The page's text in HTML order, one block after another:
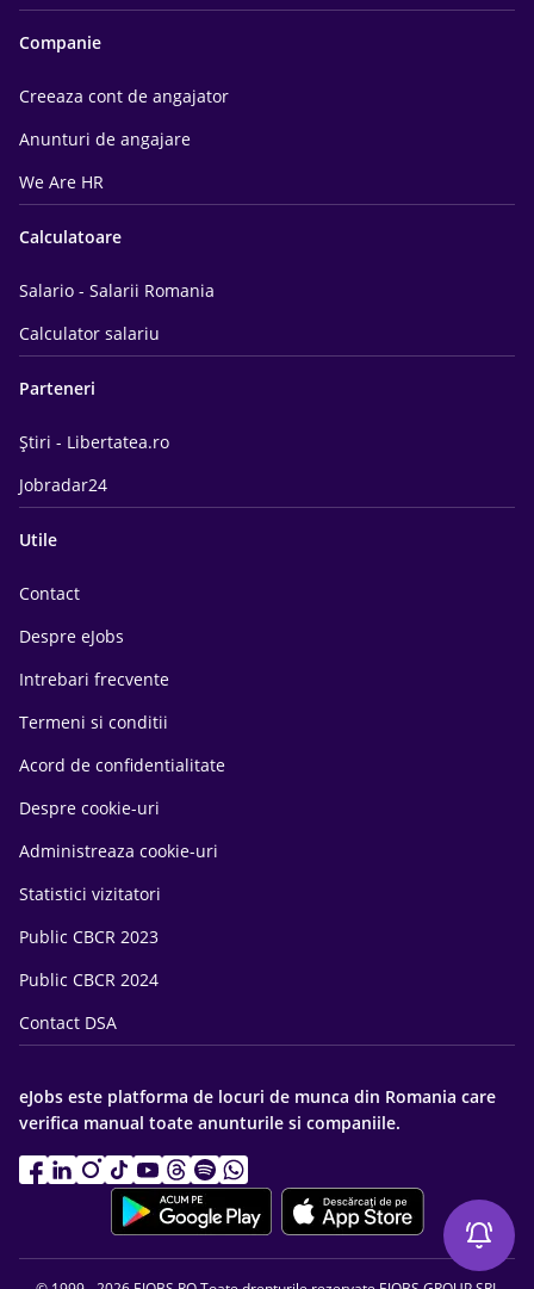
Companie
Creeaza cont de angajator
Anunturi de angajare
We Are HR
Calculatoare
Salario - Salarii Romania
Calculator salariu
Parteneri
Știri - Libertatea.ro
Jobradar24
Utile
Contact
Despre eJobs
Intrebari frecvente
Termeni si conditii
Acord de confidentialitate
Despre cookie-uri
Administreaza cookie-uri
Statistici vizitatori
Public CBCR 2023
Public CBCR 2024
Contact DSA
eJobs este platforma de locuri de munca din Romania care
verifica manual toate anunturile si companiile.